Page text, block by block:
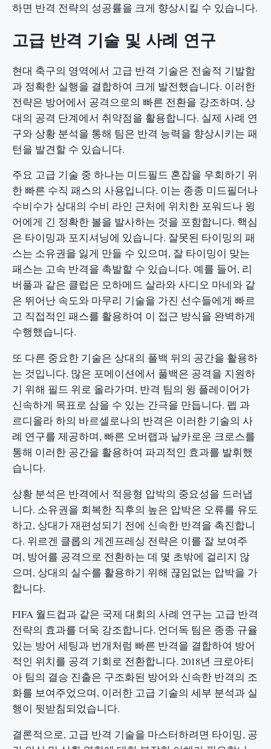
하면 반격 전략의 성공률을 크게 향상시킬 수 있습니다.
고급 반격 기술 및 사례 연구
현대 축구의 영역에서 고급 반격 기술은 전술적 기발함
과 정확한 실행을 결합하여 크게 발전했습니다. 이러한
전략은 방어에서 공격으로의 빠른 전환을 강조하며, 상
대의 공격 단계에서 취약점을 활용합니다. 실제 사례 연
구와 상황 분석을 통해 팀은 반격 능력을 향상시키는 패
턴을 발견할 수 있습니다.
주요 고급 기술 중 하나는 미드필드 혼잡을 우회하기 위
한 빠른 수직 패스의 사용입니다. 이는 종종 미드필더나
수비수가 상대의 수비 라인 근처에 위치한 포워드나 윙
어에게 긴 정확한 볼을 발사하는 것을 포함합니다. 핵심
은 타이밍과 포지셔닝에 있습니다. 잘못된 타이밍의 패
스는 소유권을 잃게 만들 수 있으며, 잘 타이밍이 맞는
패스는 고속 반격을 촉발할 수 있습니다. 예를 들어, 리
버풀과 같은 클럽은 모하메드 살라와 사디오 마네와 같
은 뛰어난 속도와 마무리 기술을 가진 선수들에게 빠르
고 직접적인 패스를 활용하여 이 접근 방식을 완벽하게
수행했습니다.
또 다른 중요한 기술은 상대의 풀백 뒤의 공간을 활용하
는 것입니다. 많은 포메이션에서 풀백은 공격을 지원하
기 위해 필드 위로 올라가며, 반격 팀의 윙 플레이어가
신속하게 목표로 삼을 수 있는 간극을 만듭니다. 펩 과
르디올라 하의 바르셀로나의 반격은 이러한 기술의 사
례 연구를 제공하며, 빠른 오버랩과 날카로운 크로스를
통해 이러한 공간을 활용하여 파괴적인 효과를 발휘했
습니다.
상황 분석은 반격에서 적응형 압박의 중요성을 드러냅
니다. 소유권을 회복한 직후의 높은 압박은 오류를 유도
하고, 상대가 재편성되기 전에 신속한 반격을 촉진합니
다. 위르겐 클롭의 게겐프레싱 전략은 이를 잘 보여주
며, 방어를 공격으로 전환하는 데 몇 초밖에 걸리지 않
으며, 상대의 실수를 활용하기 위해 끊임없는 압박을 가
합니다.
FIFA 월드컵과 같은 국제 대회의 사례 연구는 고급 반격
전략의 효과를 더욱 강조합니다. 언더독 팀은 종종 규율
있는 방어 세팅과 번개처럼 빠른 반격을 결합하여 방어
적인 위치를 공격 기회로 전환합니다. 2018년 크로아티
아 팀의 결승 진출은 구조화된 방어와 신속한 반격의 조
화를 보여주었으며, 이러한 고급 기술의 세부 분석과 실
행이 뒷받침되었습니다.
결론적으로, 고급 반격 기술을 마스터하려면 타이밍, 공